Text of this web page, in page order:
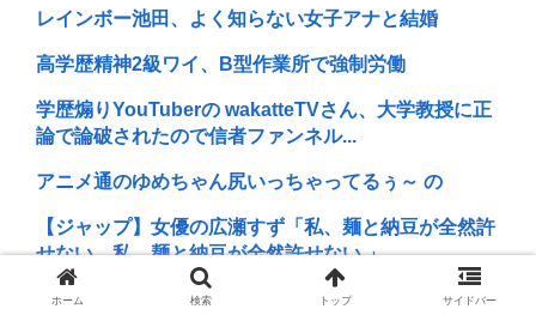
レインボー池田、よく知らない女子アナと結婚
高学歴精神2級ワイ、B型作業所で強制労働
学歴煽りYouTuberの wakatteTVさん、大学教授に正
論で論破されたので信者ファンネル...
アニメ通のゆめちゃん尻いっちゃってるぅ～ の
【ジャップ】女優の広瀬すず「私、麺と納豆が全然許
せない。私、麺と納豆が全然許せない 」
北斗晶、北海道大学生暴行死で無期懲役判決に 「若年
ホーム 検索 トップ サイドバー